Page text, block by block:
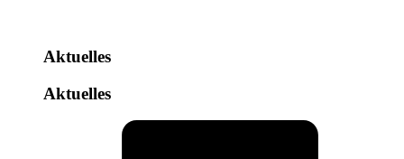
Aktuelles
Aktuelles